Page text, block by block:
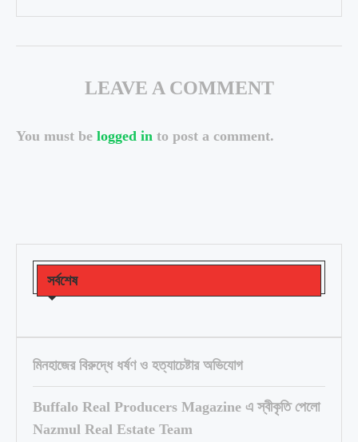
LEAVE A COMMENT
You must be logged in to post a comment.
সর্বশেষ
মিনহাজের বিরুদ্ধে ধর্ষণ ও হত্যাচেষ্টার অভিযোগ
Buffalo Real Producers Magazine এ স্বীকৃতি পেলো
Nazmul Real Estate Team